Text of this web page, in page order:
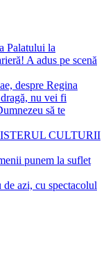
Palatului la
A adus pe scenă
despre Regina
nu vei fi
să te
CULTURII
punem la suflet
azi, cu spectacolul